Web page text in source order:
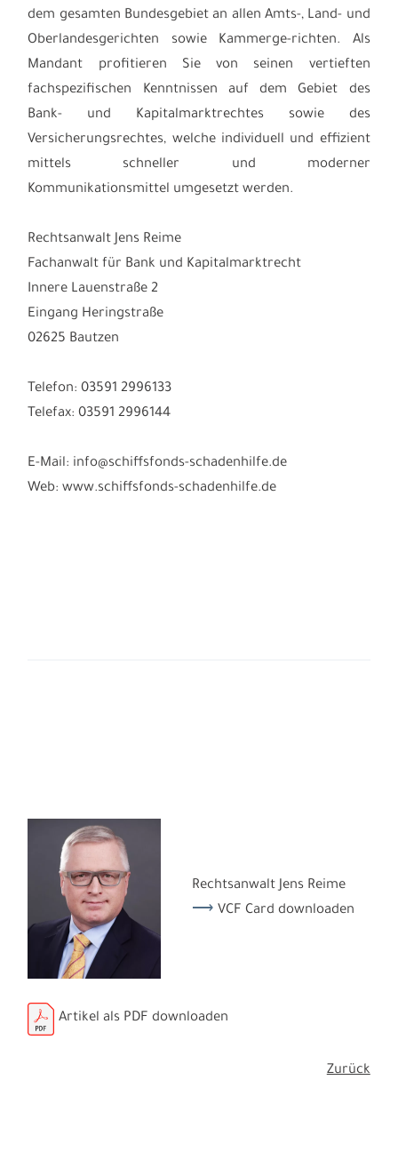
dem gesamten Bundesgebiet an allen Amts-, Land- und
Oberlandesgerichten sowie Kammerge-richten. Als
Mandant profitieren Sie von seinen vertieften
fachspezifischen Kenntnissen auf dem Gebiet des
Bank- und Kapitalmarktrechtes sowie des
Versicherungsrechtes, welche individuell und effizient
mittels schneller und moderner
Kommunikationsmittel umgesetzt werden.
Rechtsanwalt Jens Reime
Fachanwalt für Bank und Kapitalmarktrecht
Innere Lauenstraße 2
Eingang Heringstraße
02625 Bautzen
Telefon: 03591 2996133
Telefax: 03591 2996144
E-Mail: info@schiffsfonds-schadenhilfe.de
Web: www.schiffsfonds-schadenhilfe.de
Rechtsanwalt Jens Reime
VCF Card downloaden
Artikel als PDF downloaden
Zurück